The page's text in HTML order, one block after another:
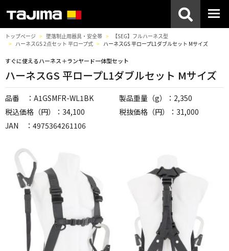
トップページ 墜落制止用器具・安全帯
【SEG】フルハーネス型
ハーネスGS 2点セット 平ロープ式
ハーネスGS 平ロープL1ダブルセット Mサイズ
すぐに使えるハーネス＋ランヤード一体型セット
ハーネスGS 平ロープL1ダブルセット Mサイズ
品番 ：A1GSMFR-WL1BK
製品重量（g）：2,350
税込価格（円）：34,100
税抜価格（円）：31,000
JAN ：4975364261106